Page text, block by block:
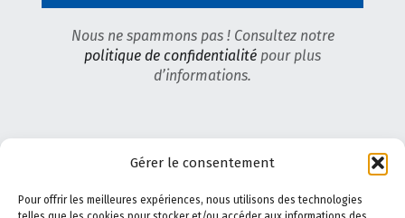
Gérer le consentement
Pour offrir les meilleures expériences, nous utilisons des technologies
Nous ne spammons pas ! Consultez notre
politique de confidentialité pour plus
d’informations.